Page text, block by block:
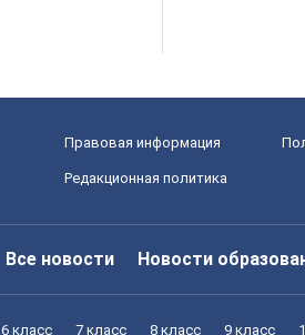
Правовая информация
Редакционная политика
Все новости Новости
6 класс 7 класс 8 класс 9 класс